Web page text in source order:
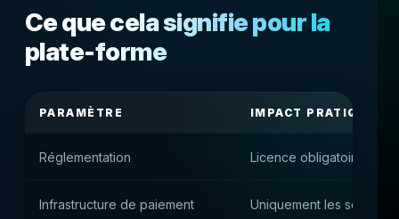
Ce que cela signifie pour la
plate-forme
PARAMÈTRE IMPACT PRATIQUE
Réglementation Licence obligatoire et
Infrastructure de paiement Uniquement les